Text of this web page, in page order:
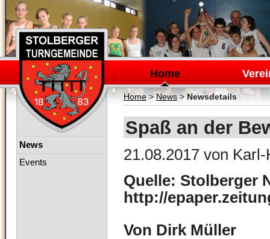
Navigation
überspringen
Home
Home> News>Newsdetails
Spaß an der
21.08.2017 von
Quelle: Stolberger
http://
Von Dirk Müller
Navigation
News
Events